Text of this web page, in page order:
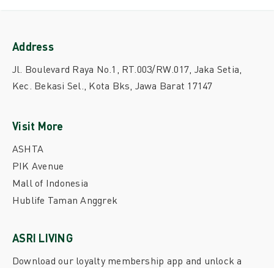
Address
Jl. Boulevard Raya No.1, RT.003/RW.017, Jaka Setia,
Kec. Bekasi Sel., Kota Bks, Jawa Barat 17147
Visit More
ASHTA
PIK Avenue
Mall of Indonesia
Hublife Taman Anggrek
ASRI LIVING
Download our loyalty membership app and unlock a